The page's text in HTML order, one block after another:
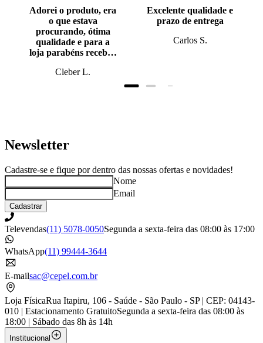
Adorei o produto, era
o que estava
procurando, ótima
qualidade e para a
loja parabéns recebi o
prazo, super bem
Cleber L.
Excelente qualidade e
prazo de entrega
Carlos S.
Newsletter
Cadastre-se e fique por dentro das nossas ofertas e novidades!
Nome
Email
Cadastrar
Televendas(11) 5078-0050Segunda a sexta-feira das 08:00 às 17:00
WhatsApp(11) 99444-3644
E-mailsac@cepel.com.br
Loja FísicaRua Itapiru, 106 - Saúde - São Paulo - SP | CEP: 04143-
010 | Estacionamento GratuitoSegunda a sexta-feira das 08:00 às
18:00 | Sábado das 8h às 14h
Institucional